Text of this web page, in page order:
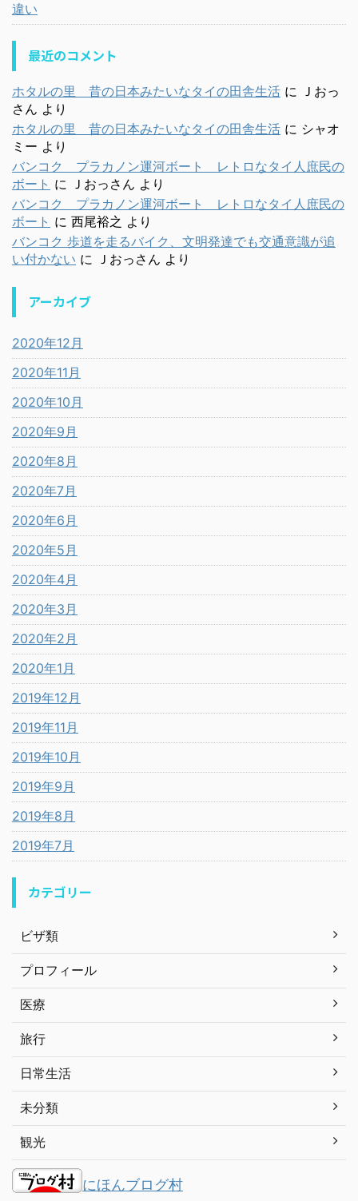
違い
最近のコメント
ホタルの里 昔の日本みたいなタイの田舎生活 に Ｊおっ
さん より
ホタルの里 昔の日本みたいなタイの田舎生活 に シャオ
ミー より
バンコク プラカノン運河ボート レトロなタイ人庶民の
ボート に Ｊおっさん より
バンコク プラカノン運河ボート レトロなタイ人庶民の
ボート に 西尾裕之 より
バンコク 歩道を走るバイク、文明発達でも交通意識が追
い付かない に Ｊおっさん より
アーカイブ
2020年12月
2020年11月
2020年10月
2020年9月
2020年8月
2020年7月
2020年6月
2020年5月
2020年4月
2020年3月
2020年2月
2020年1月
2019年12月
2019年11月
2019年10月
2019年9月
2019年8月
2019年7月
カテゴリー
ビザ類
プロフィール
医療
旅行
日常生活
未分類
観光
にほんブログ村